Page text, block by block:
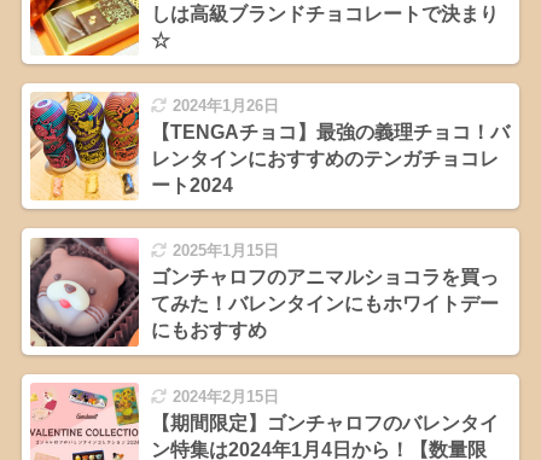
しは高級ブランドチョコレートで決まり
☆
2024年1月26日
【TENGAチョコ】最強の義理チョコ！バ
レンタインにおすすめのテンガチョコレ
ート2024
2025年1月15日
ゴンチャロフのアニマルショコラを買っ
てみた！バレンタインにもホワイトデー
にもおすすめ
2024年2月15日
【期間限定】ゴンチャロフのバレンタイ
ン特集は2024年1月4日から！【数量限